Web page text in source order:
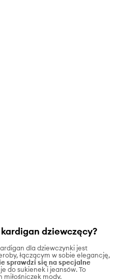
dziewczęcy?
dla dziewczynki jest
łączącym w sobie elegancję,
sprawdzi się na specjalne
do sukienek i jeansów. To
miłośniczek mody.